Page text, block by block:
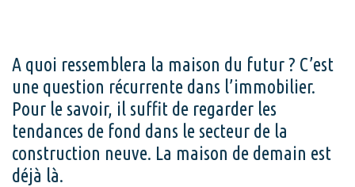
A quoi ressemblera la maison du futur ? C’est
une question récurrente dans l’immobilier.
Pour le savoir, il suffit de regarder les
tendances de fond dans le secteur de la
construction neuve. La maison de demain est
déjà là.